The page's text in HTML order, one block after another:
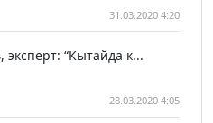
31.03.2020 4:20
“Кытайда к...
28.03.2020 4:05